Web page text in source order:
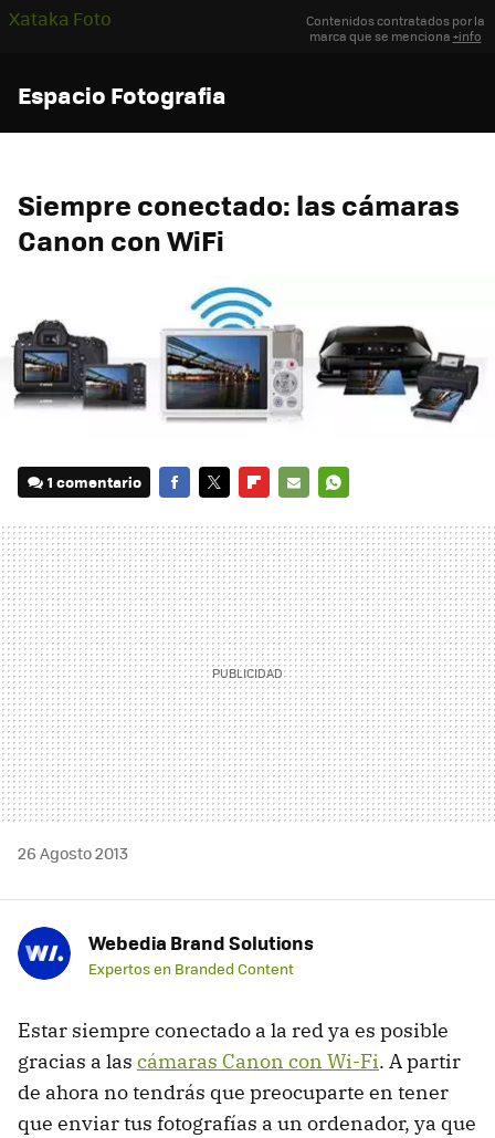
Contenidos contratados por la
marca que se menciona +info
Xataka Foto
Espacio Fotografia
Siempre conectado: las cámaras
Canon con WiFi
1 comentario
MAIL
26 Agosto 2013
Webedia Brand Solutions
Expertos en Branded Content
Estar siempre conectado a la red ya es posible
gracias a las cámaras Canon con Wi-Fi. A partir
de ahora no tendrás que preocuparte en tener
que enviar tus fotografías a un ordenador, ya que